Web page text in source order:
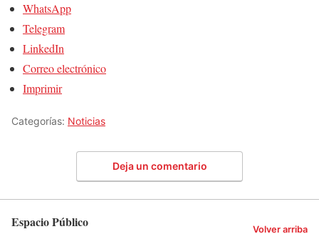
WhatsApp
Telegram
LinkedIn
Correo electrónico
Imprimir
Categorías: Noticias
Deja un comentario
Espacio Público Volver arriba